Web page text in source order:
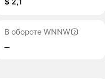
$ 2,1
В обороте WNNW
‒